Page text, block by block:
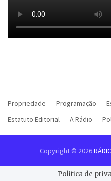
Propriedade Programação
Estatuto Editorial
A Rádio
Copyright © 2026
Politica de